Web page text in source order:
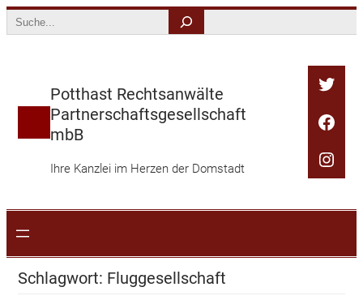
Search
Potthast Rechtsanwälte
Partnerschaftsgesellschaft
mbB
Ihre Kanzlei im Herzen der Domstadt
Schlagwort: Fluggesellschaft